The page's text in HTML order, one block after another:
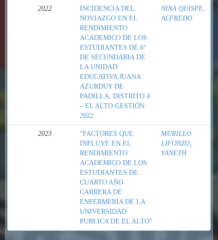
2022
INCIDENCIA DEL
NOVIAZGO EN EL
RENDIMIENTO
ACADEMICO DE LOS
ESTUDIANTES DE 6°
DE SECUNDARIA DE
LA UNIDAD
EDUCATIVA JUANA
AZURDUY DE
PADILLA, DISTRITO 4
– EL ALTO GESTIÓN
2022
NINA QUISPE,
ALFREDO
2023
“FACTORES QUE
INFLUYE EN EL
RENDIMIENTO
ACADEMICO DE LOS
ESTUDIANTES DE
CUARTO AÑO
CARRERA DE
ENFERMERIA DE LA
UNIVERSIDAD
PUBLICA DE EL ALTO”
MURILLO
LIFONZO,
YANETH